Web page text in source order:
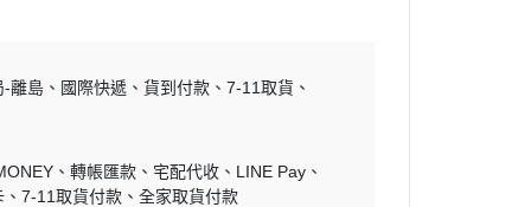
-離島 國際快遞 貨到付款 7-11取貨
轉帳匯款 宅配代收
LINE Pay
7-11取貨付款 全家取貨付款